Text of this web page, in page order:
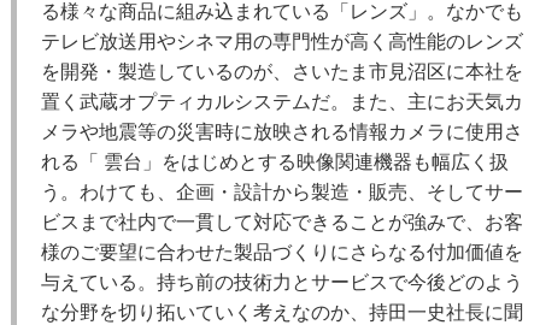
る様々な商品に組み込まれている「レンズ」。なかでも
テレビ放送用やシネマ用の専門性が高く高性能のレンズ
を開発・製造しているのが、さいたま市見沼区に本社を
置く武蔵オプティカルシステムだ。また、主にお天気カ
メラや地震等の災害時に放映される情報カメラに使用さ
れる「 雲台」をはじめとする映像関連機器も幅広く扱
う。わけても、企画・設計から製造・販売、そしてサー
ビスまで社内で一貫して対応できることが強みで、お客
様のご要望に合わせた製品づくりにさらなる付加価値を
与えている。持ち前の技術力とサービスで今後どのよう
な分野を切り拓いていく考えなのか、持田一史社長に聞